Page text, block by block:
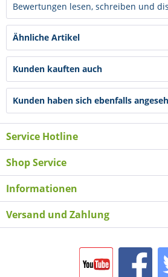
Bewertungen lesen, schreiben und
Ähnliche Artikel
Kunden kauften auch
Kunden haben sich ebenfalls
Service Hotline
Shop Service
Informationen
Versand und Zahlung